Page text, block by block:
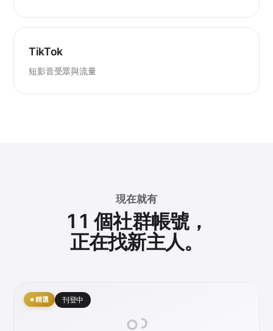
TikTok
短影音受眾與流量
現在就有
11 個社群帳號，
正在找新主人。
精選 刊登中